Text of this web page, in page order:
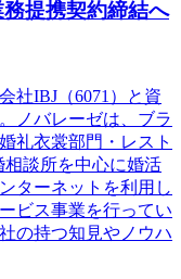
提携契約締結へ
社IBJ（6071）と資
ノバレーゼは、ブラ
礼衣裳部門・レスト
談所を中心に婚活
ターネットを利用し
ビス事業を行ってい
の持つ知見やノウハ